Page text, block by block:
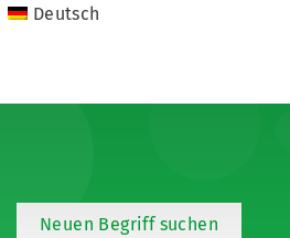
Deutsch
Neuen Begriff suchen